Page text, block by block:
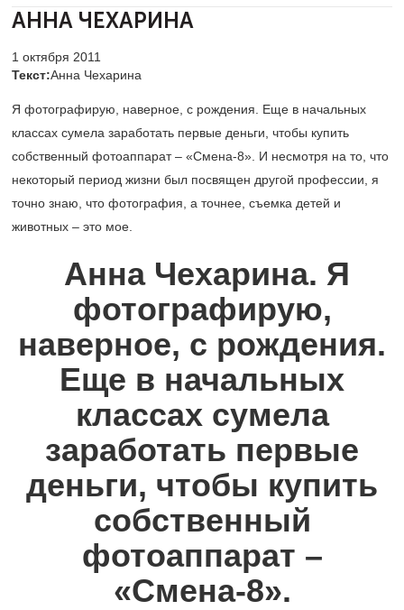
АННА ЧЕХАРИНА
1 октября 2011
Текст:Анна Чехарина
Я фотографирую, наверное, с рождения. Еще в начальных
классах сумела заработать первые деньги, чтобы купить
собственный фотоаппарат – «Смена-8». И несмотря на то, что
некоторый период жизни был посвящен другой профессии, я
точно знаю, что фотография, а точнее, съемка детей и
животных – это мое.
Анна Чехарина. Я
фотографирую,
наверное, с рождения.
Еще в начальных
классах сумела
заработать первые
деньги, чтобы купить
собственный
фотоаппарат –
«Смена-8».